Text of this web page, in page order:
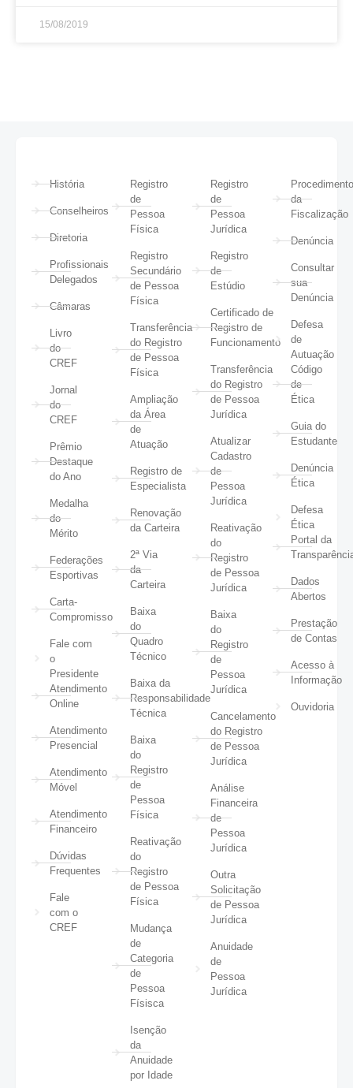
15/08/2019
História
Conselheiros
Diretoria
Profissionais
Delegados
Câmaras
Livro
do
CREF
Jornal
do
CREF
Prêmio
Destaque
do Ano
Medalha
do
Mérito
Federações
Esportivas
Carta-
Compromisso
Fale com
o
Presidente
Atendimento
Online
Atendimento
Presencial
Atendimento
Móvel
Atendimento
Financeiro
Dúvidas
Frequentes
Fale
com o
CREF
Registro
de
Pessoa
Física
Registro
Secundário
de Pessoa
Física
Transferência
do Registro
de Pessoa
Física
Ampliação
da Área
de
Atuação
Registro de
Especialista
Renovação
da Carteira
2ª Via
da
Carteira
Baixa
do
Quadro
Técnico
Baixa da
Responsabilidade
Técnica
Baixa
do
Registro
de
Pessoa
Física
Reativação
do
Registro
de Pessoa
Física
Mudança
de
Categoria
de
Pessoa
Físisca
Isenção
da
Anuidade
por Idade
Registro
de
Pessoa
Jurídica
Registro
de
Estúdio
Certificado de
Registro de
Funcionamento
Transferência
do Registro
de Pessoa
Jurídica
Atualizar
Cadastro
de
Pessoa
Jurídica
Reativação
do
Registro
de Pessoa
Jurídica
Baixa
do
Registro
de
Pessoa
Jurídica
Cancelamento
do Registro
de Pessoa
Jurídica
Análise
Financeira
de
Pessoa
Jurídica
Outra
Solicitação
de Pessoa
Jurídica
Anuidade
de
Pessoa
Jurídica
da
Fiscalização
Denúncia
Consultar
sua
Denúncia
Defesa
de
Autuação
Código
de
Ética
Guia do
Estudante
Denúncia
Ética
Defesa
Ética
Portal da
Dados
Abertos
Prestação
de Contas
Acesso à
Informação
Ouvidoria